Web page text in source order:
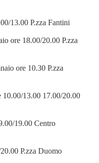
13.00 P.zza Fantini
ore 18.00/20.00 P.zza
ore 10.30 P.zza
13.00 17.00/20.00
19.00 Centro
P.zza Duomo